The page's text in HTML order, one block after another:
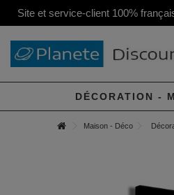
Site et service-client 100%
DÉCORATION -
Maison - Déco